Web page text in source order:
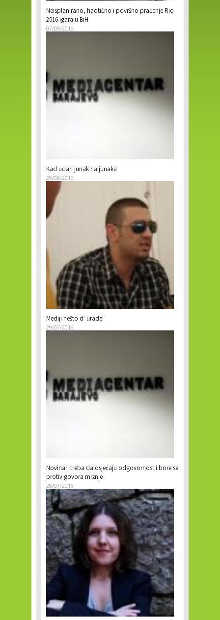
Neisplanirano, haotično i površno praćenje Rio
2016 igara u BiH
07/09/2016
Kad udari junak na junaka
29/08/2016
Mediji nešto d' urade!
29/07/2016
Novinari treba da osjećaju odgovornost i bore se
protiv govora mržnje
28/07/2016